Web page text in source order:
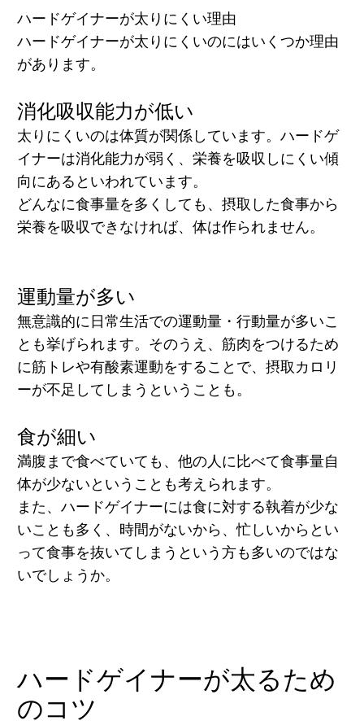
ハードゲイナーが太りにくい理由
ハードゲイナーが太りにくいのにはいくつか理由
があります。
消化吸収能力が低い
太りにくいのは体質が関係しています。ハードゲ
イナーは消化能力が弱く、栄養を吸収しにくい傾
向にあるといわれています。
どんなに食事量を多くしても、摂取した食事から
栄養を吸収できなければ、体は作られません。
運動量が多い
無意識的に 日常生活での運動量・行動量が多いこ
とも挙げられます。そのうえ、筋肉をつけるため
に筋トレや有酸素運動をすることで、摂取カロリ
ーが不足してしまうということも。
食が細い
満腹まで食べていても、他の人に比べて食事量自
体が少ない ということも考えられます。
また、ハードゲイナーには食に対する執着が少な
いことも多く、時間がないから、忙しいからとい
って食事を抜いてしまうという方も多いのではな
いでしょうか。
ハードゲイナーが太るため
のコツ